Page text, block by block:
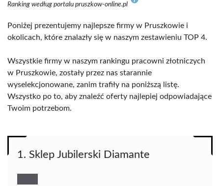
Ranking według portalu pruszkow-online.pl
Poniżej prezentujemy najlepsze firmy w Pruszkowie i
okolicach, które znalazły się w naszym zestawieniu TOP 4.
Wszystkie firmy w naszym rankingu pracowni złotniczych
w Pruszkowie, zostały przez nas starannie
wyselekcjonowane, zanim trafiły na poniższą listę.
Wszystko po to, aby znaleźć oferty najlepiej odpowiadające
Twoim potrzebom.
1. Sklep Jubilerski Diamante